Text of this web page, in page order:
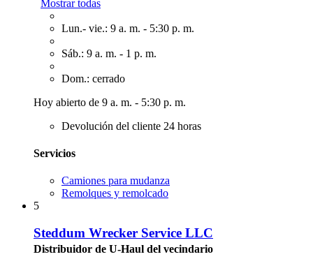
Mostrar todas
Lun.- vie.: 9 a. m. - 5:30 p. m.
Sáb.: 9 a. m. - 1 p. m.
Dom.: cerrado
Hoy abierto de 9 a. m. - 5:30 p. m.
Devolución del cliente 24 horas
Servicios
Camiones para mudanza
Remolques y remolcado
5
Steddum Wrecker Service LLC
Distribuidor de U-Haul del vecindario